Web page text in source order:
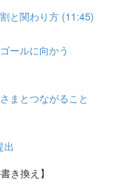
と関わり方 (11:45)
ールに向かう
まとつながること
出
き換え】